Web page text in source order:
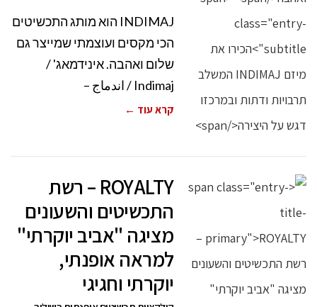
INDIMAJ הוא מותג התכשיטים
הכי מקסים ועוצמתי שמייצר גם
שלום ואהבה. אינידמאג' /
Indimaj / اندماج –
קרא עוד ←
ROYALTY – רשת
התכשיטים והשעונים
מציגה "אביב יוקרתי"
למראה אופנתי,
יוקרתי וחגיגי